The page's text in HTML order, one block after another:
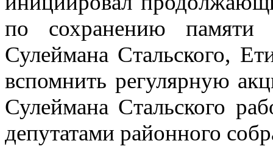
по сохранению памяти
Сулеймана Стальского,
вспомнить регулярную
Сулеймана Стальского
депутатами районного